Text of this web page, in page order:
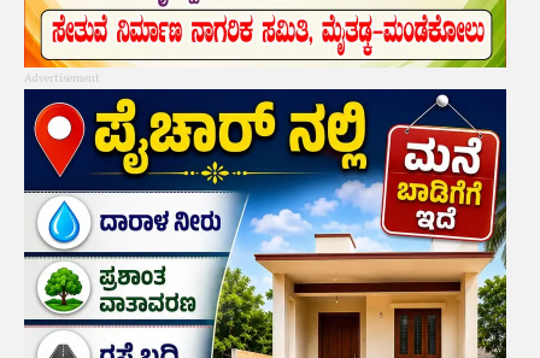
Advertisement